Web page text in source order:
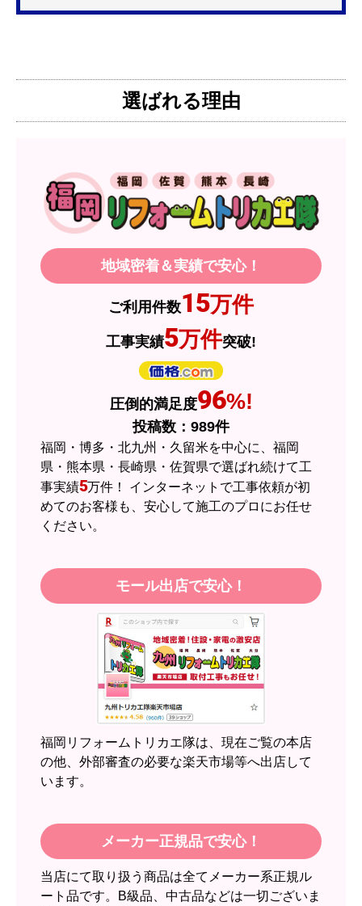
は需要が少なく製品によっては割高になるとのこ
ろ、希望した製品が量販店よりかなり安い価格で
あったので購入いたしました。
【その他感想・コメント】
製品価格もですが、設置や保証なども充実してい
るので、今後も頼りになるショップの一つです。
2026年7月3日 19:01
欲しい商品をスムーズに注文できましたか？
ショップからの連絡や対応は適切でしたか？
予定の期日までに商品が届きましたか？
はい
商品の梱包は必要十分なものでしたか？
はい
またこのショップを利用したいですか？
【注文商品】エアコン・クーラー 【注
文時期】2026年05月頃（モバイルから）
【このショップを選んだ理由は？】
近隣のショップでしっかりやってくれそうだった
【注文からどのくらいで届きましたか？】
【その他感想・コメント】
2026年6月30日 23:50
欲しい商品をスムーズに注文できましたか？
はい
選ばれる理由
地域密着＆実績で安心！
ご利用件数15万件
工事実績5万件突破!
圧倒的満足度96%!
投稿数： 989件
福岡・博多・北九州・久留米を中心に、福岡
県・熊本県・長崎県・佐賀県で選ばれ続けて工
事実績5万件！ インターネットで工事依頼が初
めてのお客様も、安心して施工のプロにお任せ
ください。
モール出店で安心！
福岡リフォームトリカエ隊は、現在ご覧の本店
の他、外部審査の必要な楽天市場等へ出店して
います。
メーカー正規品で安心！
当店にて取り扱う商品は全てメーカー系正規ル
ート品です。B級品、中古品などは一切ございま